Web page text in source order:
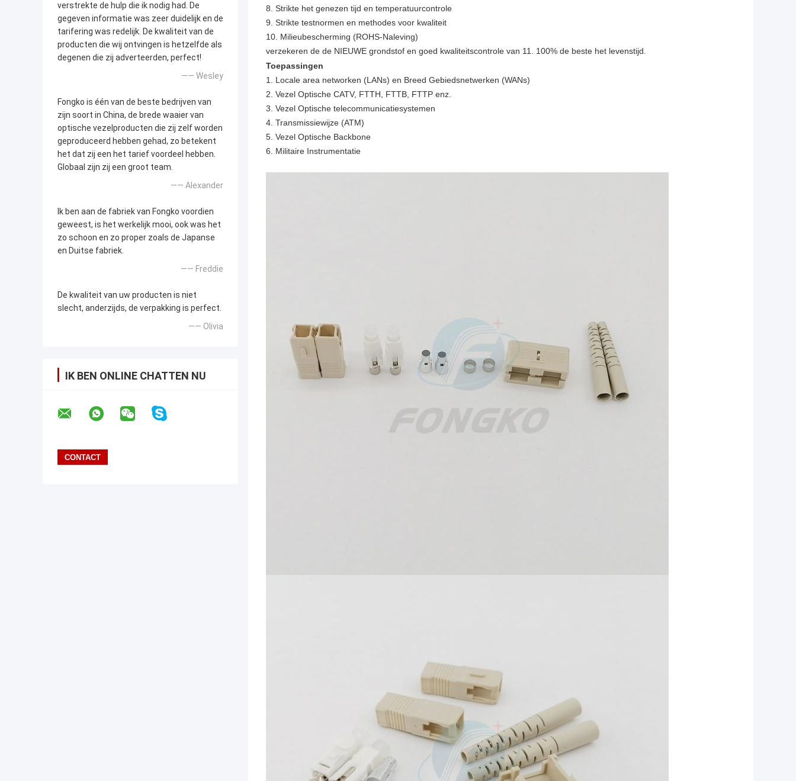
verstrekte de hulp die ik nodig had. De
gegeven informatie was zeer duidelijk en de
tarifering was redelijk. De kwaliteit van de
producten die wij ontvingen is hetzelfde als
degenen die zij adverteerden, perfect!
—— Wesley
Fongko is één van de beste bedrijven van
zijn soort in China, de brede waaier van
optische vezelproducten die zij zelf worden
geproduceerd hebben gehad, zo betekent
het dat zij een het tarief voordeel hebben.
Globaal zijn zij een groot team.
—— Alexander
Ik ben aan de fabriek van Fongko voordien
geweest, is het werkelijk mooi, ook was het
zo schoon en zo proper zoals de Japanse
en Duitse fabriek.
—— Freddie
De kwaliteit van uw producten is niet
slecht, anderzijds, de verpakking is perfect.
—— Olivia
IK BEN ONLINE CHATTEN NU
8. Strikte het genezen tijd en temperatuurcontrole
9. Strikte testnormen en methodes voor kwaliteit
10. Milieubescherming (ROHS-Naleving)
verzekeren de de NIEUWE grondstof en goed kwaliteitscontrole van 11. 100% de beste het levenstijd.
Toepassingen
1. Locale area networken (LANs) en Breed Gebiedsnetwerken (WANs)
2. Vezel Optische CATV, FTTH, FTTB, FTTP enz.
3. Vezel Optische telecommunicatiesystemen
4. Transmissiewijze (ATM)
5. Vezel Optische Backbone
6. Militaire Instrumentatie